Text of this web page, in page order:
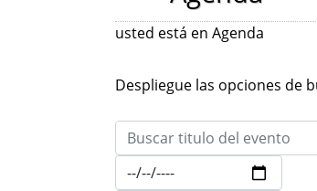
usted está en Agenda
Despliegue las opciones de